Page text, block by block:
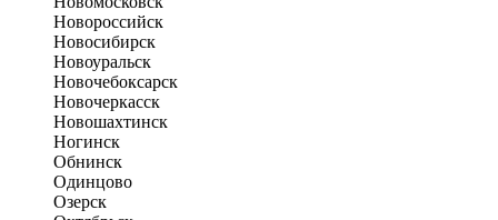
Новороссийск
Новосибирск
Новоуральск
Новочебоксарск
Новочеркасск
Новошахтинск
Ногинск
Обнинск
Одинцово
Озерск